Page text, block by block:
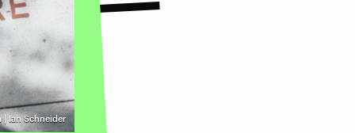
| Ian Schneider